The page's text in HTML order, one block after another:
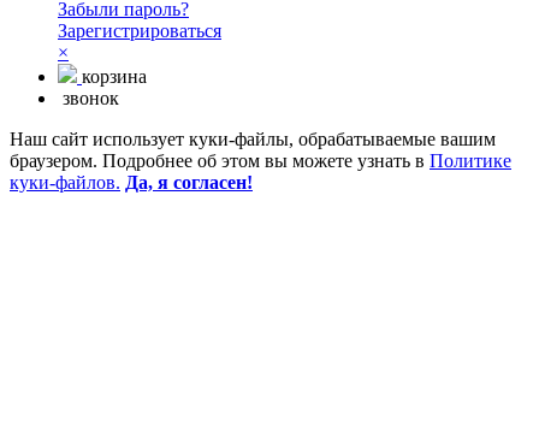
Забыли пароль?
Зарегистрироваться
×
корзина
звонок
Наш сайт использует куки-файлы, обрабатываемые вашим
браузером. Подробнее об этом вы можете узнать в Политике
куки-файлов. Да, я согласен!